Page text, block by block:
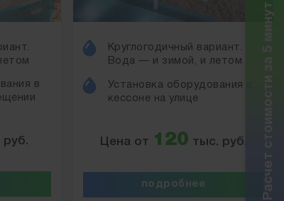
в
руб.
Круглогодичный вариант.
Вода — и зимой, и летом
Установка оборудования в
кессоне на улице
Цена от 120 тыс. руб.
подробнее Расчет стоимости за 5 минут